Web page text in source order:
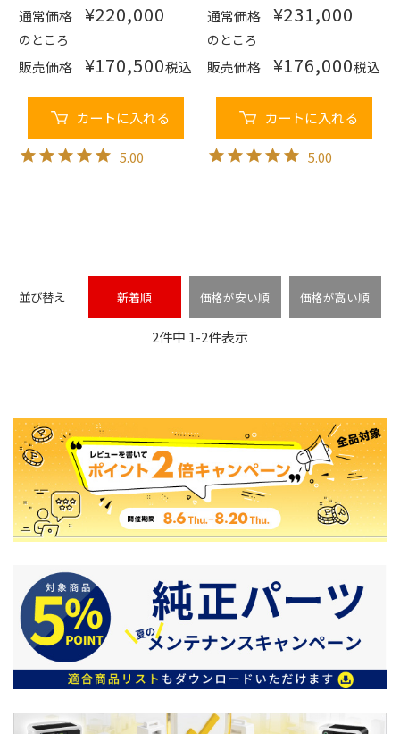
通常価格 ¥220,000
のところ
販売価格 ¥170,500税込
カートに入れる
5.00
通常価格 ¥231,000
のところ
販売価格 ¥176,000税込
カートに入れる
5.00
並び替え 新着順 価格が安い順 価格が高い順
2件中 1-2件表示